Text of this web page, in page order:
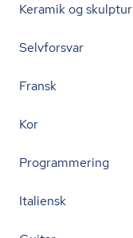
Keramik og skulptur
Selvforsvar
Fransk
Kor
Programmering
Italiensk